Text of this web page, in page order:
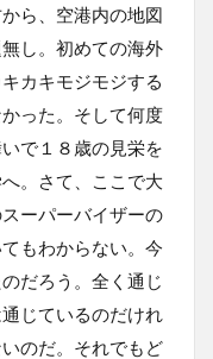
ら、空港内の地図
し。初めての海外
カキモジモジする
った。そして何度
で１８歳の見栄を
。さて、ここで大
ーパーバイザーの
もわからない。今
だろう。全く通じ
じているのだけれ
のだ。それでもど